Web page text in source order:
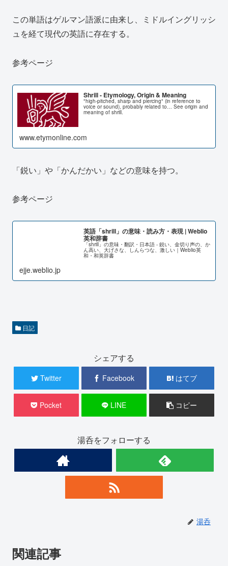
この単語はゲルマン語派に由来し、ミドルイングリッシ
ュを経て現代の英語に存在する。
参考ページ
Shrill - Etymology, Origin & Meaning
"high-pitched, sharp and piercing" (in reference to
voice or sound), probably related to… See origin and
meaning of shrill.
www.etymonline.com
「鋭い」や「かんだかい」などの意味を持つ。
参考ページ
英語「shrill」の意味・読み方・表現 | Weblio
英和辞書
「shrill」の意味・翻訳・日本語 - 鋭い、金切り声の、か
ん高い、大げさな、しんらつな、激しい｜Weblio英
和・和英辞書
ejje.weblio.jp
日記
シェアする
Twitter Facebook はてブ
Pocket LINE コピー
湯呑をフォローする
湯呑
関連記事